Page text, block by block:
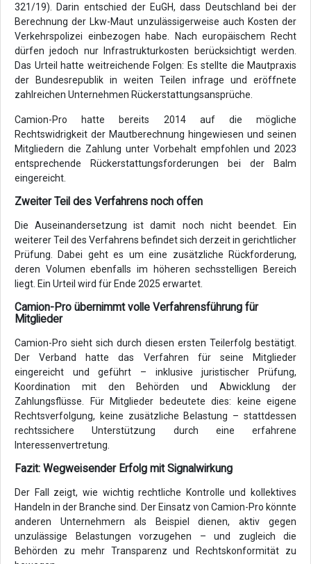
321/19). Darin entschied der EuGH, dass Deutschland bei der
Berechnung der Lkw-Maut unzulässigerweise auch Kosten der
Verkehrspolizei einbezogen habe. Nach europäischem Recht
dürfen jedoch nur Infrastrukturkosten berücksichtigt werden.
Das Urteil hatte weitreichende Folgen: Es stellte die Mautpraxis
der Bundesrepublik in weiten Teilen infrage und eröffnete
zahlreichen Unternehmen Rückerstattungsansprüche.
Camion-Pro hatte bereits 2014 auf die mögliche
Rechtswidrigkeit der Mautberechnung hingewiesen und seinen
Mitgliedern die Zahlung unter Vorbehalt empfohlen und 2023
entsprechende Rückerstattungsforderungen bei der Balm
eingereicht.
Zweiter Teil des Verfahrens noch offen
Die Auseinandersetzung ist damit noch nicht beendet. Ein
weiterer Teil des Verfahrens befindet sich derzeit in gerichtlicher
Prüfung. Dabei geht es um eine zusätzliche Rückforderung,
deren Volumen ebenfalls im höheren sechsstelligen Bereich
liegt. Ein Urteil wird für Ende 2025 erwartet.
Camion-Pro übernimmt volle Verfahrensführung für
Mitglieder
Camion-Pro sieht sich durch diesen ersten Teilerfolg bestätigt.
Der Verband hatte das Verfahren für seine Mitglieder
eingereicht und geführt – inklusive juristischer Prüfung,
Koordination mit den Behörden und Abwicklung der
Zahlungsflüsse. Für Mitglieder bedeutete dies: keine eigene
Rechtsverfolgung, keine zusätzliche Belastung – stattdessen
rechtssichere Unterstützung durch eine erfahrene
Interessenvertretung.
Fazit: Wegweisender Erfolg mit Signalwirkung
Der Fall zeigt, wie wichtig rechtliche Kontrolle und kollektives
Handeln in der Branche sind. Der Einsatz von Camion-Pro könnte
anderen Unternehmern als Beispiel dienen, aktiv gegen
unzulässige Belastungen vorzugehen – und zugleich die
Behörden zu mehr Transparenz und Rechtskonformität zu